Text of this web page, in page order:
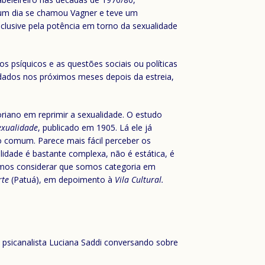
dia se chamou Vagner e teve um
pela potência em torno da sexualidade
psíquicos e as questões sociais ou políticas
nos próximos meses depois da estreia,
em reprimir a sexualidade. O estudo
, publicado em 1905. Lá ele já
Parece mais fácil perceber os
é bastante complexa, não é estática, é
considerar que somos categoria em
(Patuá), em depoimento à Vila Cultural.
Luciana Saddi conversando sobre